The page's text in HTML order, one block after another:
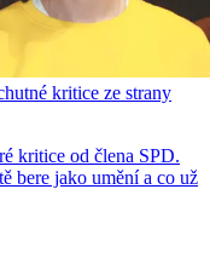
kritice ze strany
kritice od člena SPD.
bere jako umění a co už